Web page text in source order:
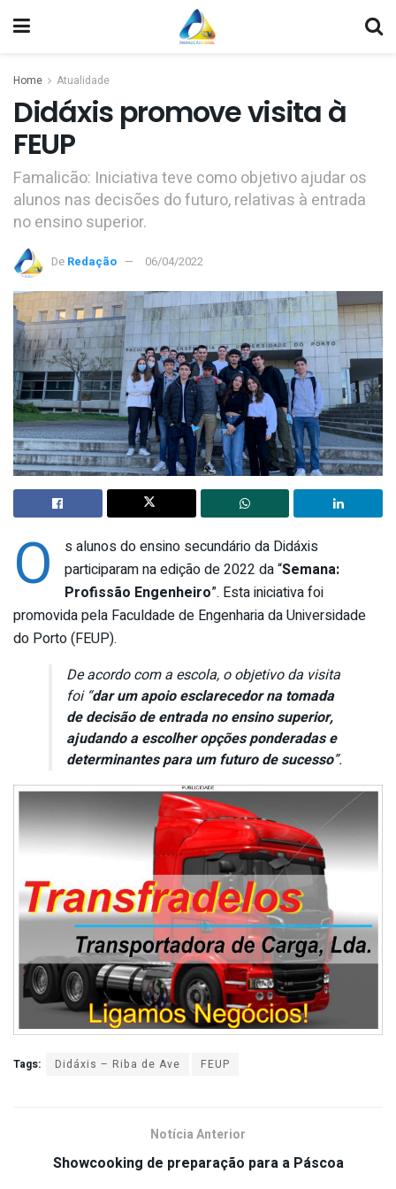
Home Atualidade
Didáxis promove visita à
FEUP
Famalicão: Iniciativa teve como objetivo ajudar os
alunos nas decisões do futuro, relativas à entrada
no ensino superior.
De Redação 06/04/2022
O
s alunos do ensino secundário da Didáxis
participaram na edição de 2022 da “Semana:
Profissão Engenheiro”. Esta iniciativa foi
promovida pela Faculdade de Engenharia da Universidade
do Porto (FEUP).
De acordo com a escola, o objetivo da visita
foi “dar um apoio esclarecedor na tomada
de decisão de entrada no ensino superior,
ajudando a escolher opções ponderadas e
determinantes para um futuro de sucesso”.
Tags: Didáxis – Riba de Ave FEUP
Notícia Anterior
Showcooking de preparação para a Páscoa